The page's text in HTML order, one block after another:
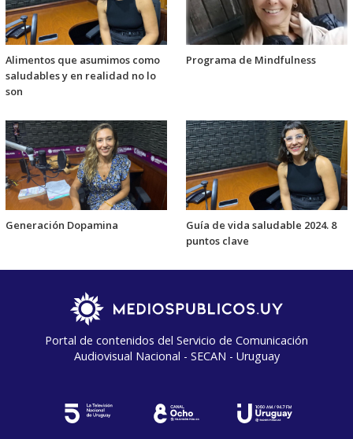
Alimentos que asumimos como
saludables y en realidad no lo
son
Programa de Mindfulness
Generación Dopamina
Guía de vida saludable 2024. 8
puntos clave
Portal de contenidos del Servicio de Comunicación
Audiovisual Nacional - SECAN - Uruguay